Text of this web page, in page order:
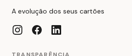
A evolução dos seus cartões